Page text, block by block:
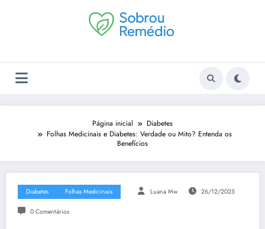
Página inicial
Diabetes
Folhas Medicinais e Diabetes: Verdade ou Mito? Entenda os
Benefícios
Diabetes Folhas Medicinais Luana Mw 26/12/2025
0 Comentários